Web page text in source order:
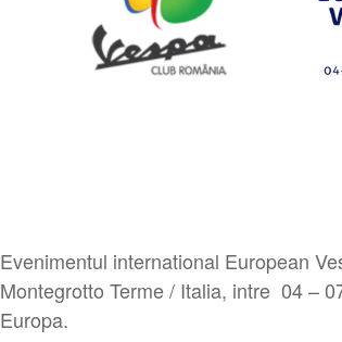
Evenimentul international European
Montegrotto Terme / Italia, intre 04 –
Europa.